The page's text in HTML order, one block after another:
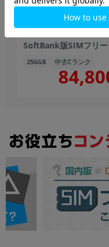
▲】Xperia1 VI
SoftBank版SIMフリー
256GB 中古Cランク